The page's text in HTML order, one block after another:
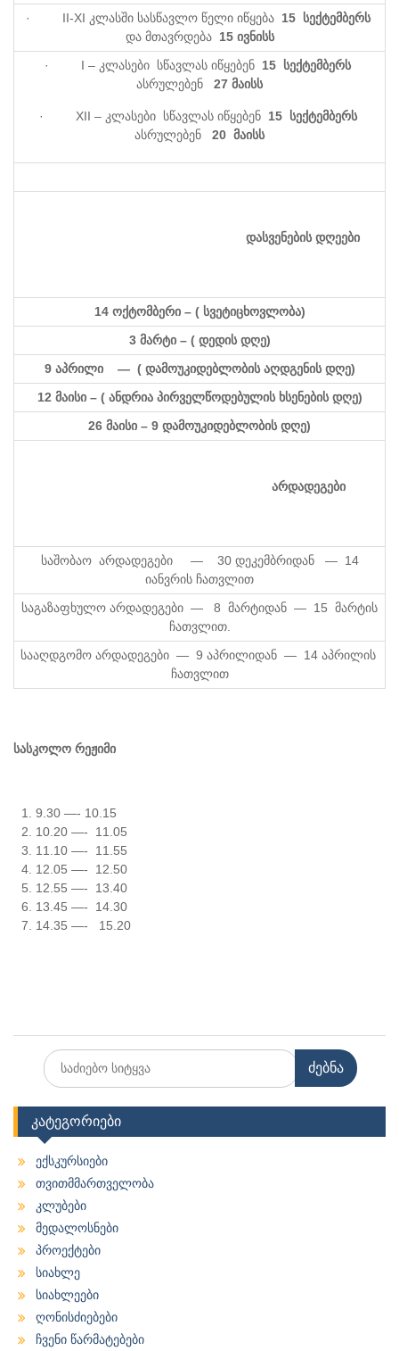
· II-XI კლასში სასწავლო წელი იწყება 15სექტემბერს
და მთავრდება 15 ივნისს
· I – კლასები სწავლას იწყებენ 15 სექტემბერს
ასრულებენ 27 მაისს
· XII – კლასები სწავლას იწყებენ 15სექტემბერს
ასრულებენ 20 მაისს
დასვენების დღეები
14 ოქტომბერი – ( სვეტიცხოვლობა)
3 მარტი – ( დედის დღე)
9 აპრილი — ( დამოუკიდებლობის აღდგენის დღე)
12 მაისი – ( ანდრია პირველწოდებულის ხსენების დღე)
26 მაისი – 9 დამოუკიდებლობის დღე)
არდადეგები
საშობაო არდადეგები — 30 დეკემბრიდან — 14
იანვრის ჩათვლით
საგაზაფხულო არდადეგები — 8 მარტიდან — 15 მარტის
ჩათვლით.
სააღდგომო არდადეგები — 9 აპრილიდან — 14 აპრილის
ჩათვლით
სასკოლო რეჟიმი
9.30 —- 10.15
10.20 —- 11.05
11.10 —- 11.55
12.05 —- 12.50
12.55 —- 13.40
13.45 —- 14.30
14.35 —- 15.20
Search
for:
კატეგორიები
ექსკურსიები
თვითმმართველობა
კლუბები
მედალოსნები
პროექტები
სიახლე
სიახლეები
ღონისძიებები
ჩვენი წარმატებები